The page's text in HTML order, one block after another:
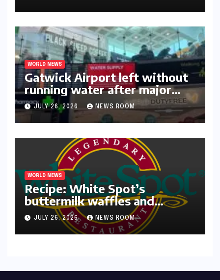
WORLD NEWS
Gatwick Airport left without
running water after major
outage​​
JULY 26, 2026 NEWS ROOM
WORLD NEWS
Recipe: White Spot’s
buttermilk waffles and
blueberry compote​Amy Judd​
JULY 26, 2026 NEWS ROOM